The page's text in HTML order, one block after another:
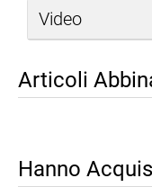
Video
Articoli
Hanno